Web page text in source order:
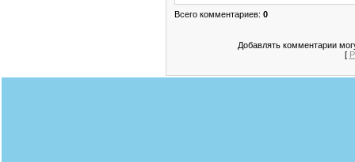
Всего комментариев: 0
Добавлять комментарии
[